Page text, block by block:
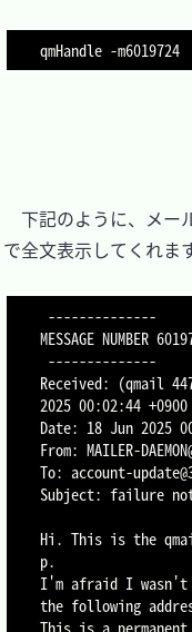
qmHandle -m6019724
下記のように、メー
で全文表示してくれます
MESSAGE NUMBER
Received: (qmail
2025 00:02:44 +0900
Date: 18 Jun 2025
From: MAILER-
To: account-
Subject: failure
Hi. This is the
p.
I'm afraid I wasn't
the following
This is a